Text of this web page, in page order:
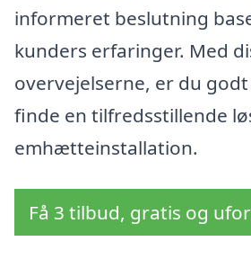
informeret beslutning
kunders erfaringer. Med
overvejelserne, er du
finde en tilfredsstillende
emhætteinstallation.
Få 3 tilbud, gratis og